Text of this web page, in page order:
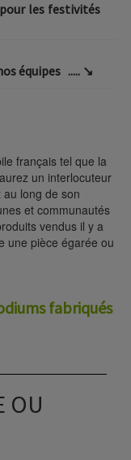
les festivités
équipes ..... ↘
français tel que la
un interlocuteur
long de son
et communautés
vendus il y a
une pièce égarée ou
fabriqués
OU